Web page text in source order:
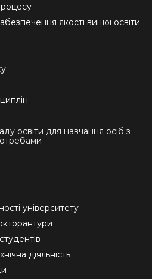
якості вищої освіти
освіти для навчання осіб з
університету
діяльність